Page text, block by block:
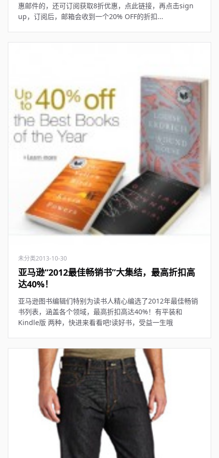
惠邮件的，还可订阅获取8折优惠，点此链接，再点击sign
up，订阅后，邮箱会收到一个20% OFF的折扣...
未分类2013-10-30
亚马逊“2012最佳畅销书”大集结，最高折扣高
达40%！
亚马逊图书编辑们特别为读书人精心编选了2012年最佳畅销
书列表，涵盖各个领域，最高折扣高达40%！有平装和
Kindle版 两种，快进来看看吧!读好书，受益一生哦